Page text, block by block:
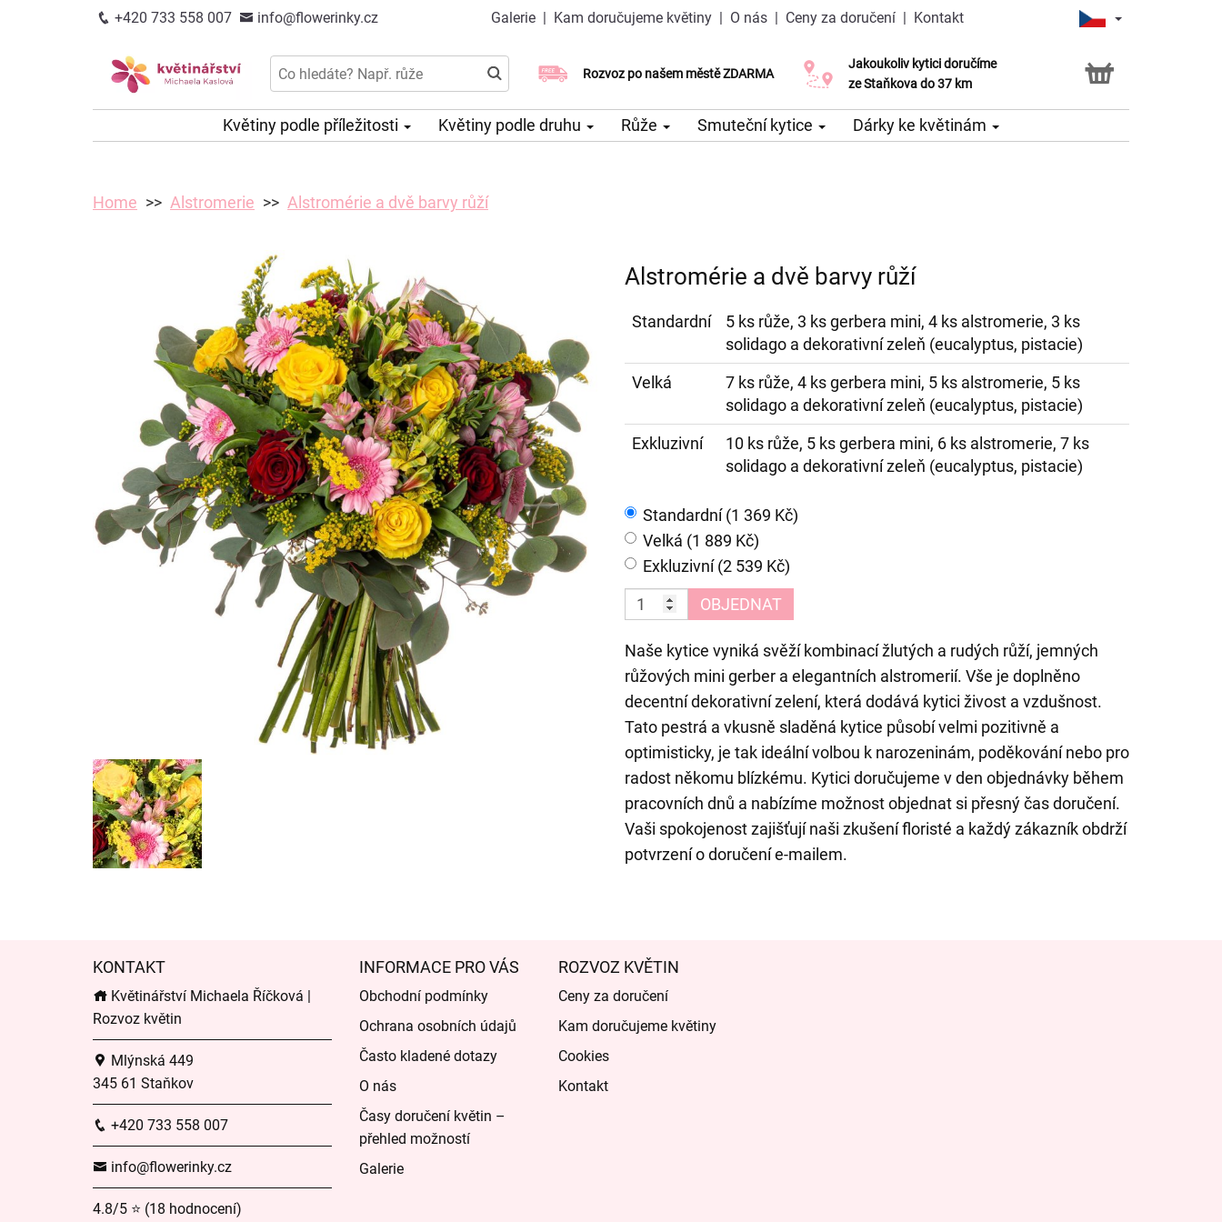
+420 733 558 007 info@flowerinky.cz Galerie | Kam doručujeme květiny | O nás | Ceny za doručení | Kontakt
Rozvoz po našem městě ZDARMA
Doručujeme již v den objednávky
Možný výběr času a dne doručení
Jakoukoliv kytici doručíme
ze Staňkova do 37 km
Možnost vyzvednout v naší květince
Květiny podle příležitosti Květiny podle druhu Růže Smuteční kytice Dárky ke květinám
Home Alstromerie Alstromérie a dvě barvy růží
Alstromérie a dvě barvy růží
Standardní
5 ks růže, 3 ks gerbera mini, 4 ks alstromerie, 3 ks
solidago a dekorativní zeleň (eucalyptus, pistacie)
Velká
7 ks růže, 4 ks gerbera mini, 5 ks alstromerie, 5 ks
solidago a dekorativní zeleň (eucalyptus, pistacie)
Exkluzivní
10 ks růže, 5 ks gerbera mini, 6 ks alstromerie, 7 ks
solidago a dekorativní zeleň (eucalyptus, pistacie)
Standardní (1 369 Kč)
Velká (1 889 Kč)
Exkluzivní (2 539 Kč)
OBJEDNAT
Naše kytice vyniká svěží kombinací žlutých a rudých růží, jemných
růžových mini gerber a elegantních alstromerií. Vše je doplněno
decentní dekorativní zelení, která dodává kytici živost a vzdušnost.
Tato pestrá a vkusně sladěná kytice působí velmi pozitivně a
optimisticky, je tak ideální volbou k narozeninám, poděkování nebo pro
radost někomu blízkému. Kytici doručujeme v den objednávky během
pracovních dnů a nabízíme možnost objednat si přesný čas doručení.
Vaši spokojenost zajišťují naši zkušení floristé a každý zákazník obdrží
potvrzení o doručení e-mailem.
KONTAKT
Květinářství Michaela Říčková |
Rozvoz květin
Mlýnská 449
345 61 Staňkov
+420 733 558 007
info@flowerinky.cz
4.8/5 ⭐ (18 hodnocení)
INFORMACE PRO VÁS
Obchodní podmínky
Ochrana osobních údajů
Často kladené dotazy
O nás
Časy doručení květin –
přehled možností
Galerie
ROZVOZ KVĚTIN
Ceny za doručení
Kam doručujeme květiny
Cookies
Kontakt